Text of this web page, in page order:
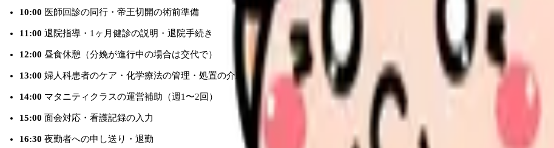
10:00 医師回診の同行・帝王切開の術前準備
11:00 退院指導・1ヶ月健診の説明・退院手続き
12:00 昼食休憩（分娩が進行中の場合は交代で）
13:00 婦人科患者のケア・化学療法の管理・処置の介助
14:00 マタニティクラスの運営補助（週1〜2回）
15:00 面会対応・看護記録の入力
16:30 夜勤者への申し送り・退勤